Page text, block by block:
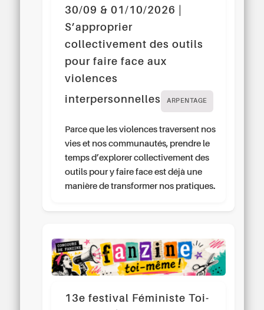
30/09 & 01/10/2026 |
S’approprier
collectivement des outils
pour faire face aux
violences
interpersonnelles
ARPENTAGE
Parce que les violences traversent nos
vies et nos communautés, prendre le
temps d’explorer collectivement des
outils pour y faire face est déjà une
manière de transformer nos pratiques.
13e festival Féministe Toi-